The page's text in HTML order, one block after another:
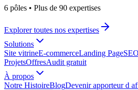
6 pôles • Plus de 90 expertises
Explorer toutes nos expertises
Solutions
Site vitrineE-commerceLanding Page
ProjetsOffresAudit gratuit
À propos
Notre HistoireBlogDevenir apporteur d